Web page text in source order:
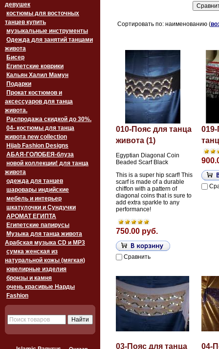
девушек
костюмы для восточных
танцев купить
музыкальные инструменты
Одежда для занятий танцами
живота
Бисер
Египетские коврики
Кальян Халил Мамун
Подарки
Прокат костюмов и
аксессуаров для танца
живота.
Распродажа скидкой до 30%.
04- костюмы для танца
живота new collection
Hijab Fashion Designs
АБАЯ-ГОЛОБЕЯ-блуза
новой коллекции! для танца
живота
одежда для танцев
шаровары индийские
мебель и интерьер
шкатулочки и Сундучки
АРОМАТ ЕГИПТА
Египетские папирусы
Музыка для танца живота
Арабская музыка CD и MP3
сумка женская из
натуральной кожы (мягкая)
ювелирные изделия
бронзы и камня
очень красивые Нарды
Fashion
Сортировать по: наименованию (
010-Пояс для танца
живота (1)
Egyptian Diagonal Coin
Beaded Scarf Black
This is a super hip scarf! This
scarf is made of a durable
chiffon with a pattern of
diagonal coins that is sure to
add extra sparkle to any
performance!
750.00 руб.
Сравнить
03-Пояс для танца
04-